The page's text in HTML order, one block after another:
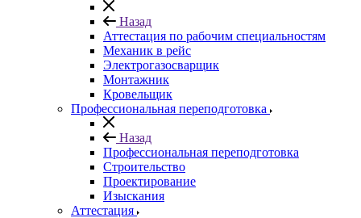
Назад
Аттестация по рабочим специальностям
Механик в рейс
Электрогазосварщик
Монтажник
Кровельщик
Профессиональная переподготовка
Назад
Профессиональная переподготовка
Строительство
Проектирование
Изыскания
Аттестация